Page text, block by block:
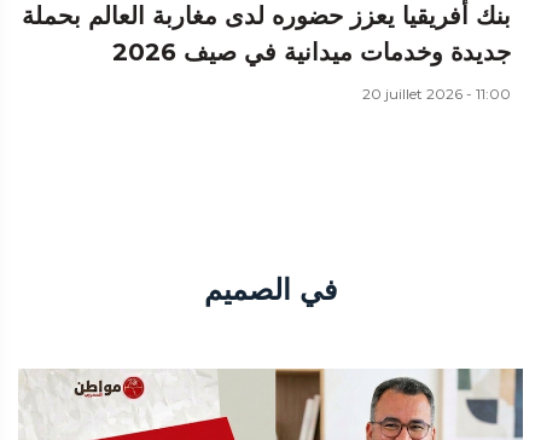
بنك أفريقيا يعزز حضوره لدى مغاربة العالم بحملة
جديدة وخدمات ميدانية في صيف 2026
20 juillet 2026 - 11:00
في الصميم